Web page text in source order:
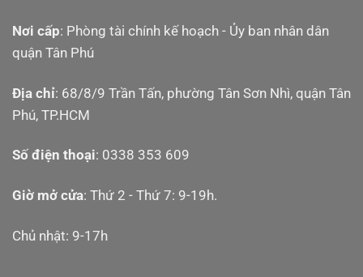
Nơi cấp: Phòng tài chính kế hoạch - Ủy ban nhân dân
quận Tân Phú
Địa chỉ: 68/8/9 Trần Tấn, phường Tân Sơn Nhì, quận Tân
Phú, TP.HCM
Số điện thoại: 0338 353 609
Giờ mở cửa: Thứ 2 - Thứ 7: 9-19h.
Chủ nhật: 9-17h